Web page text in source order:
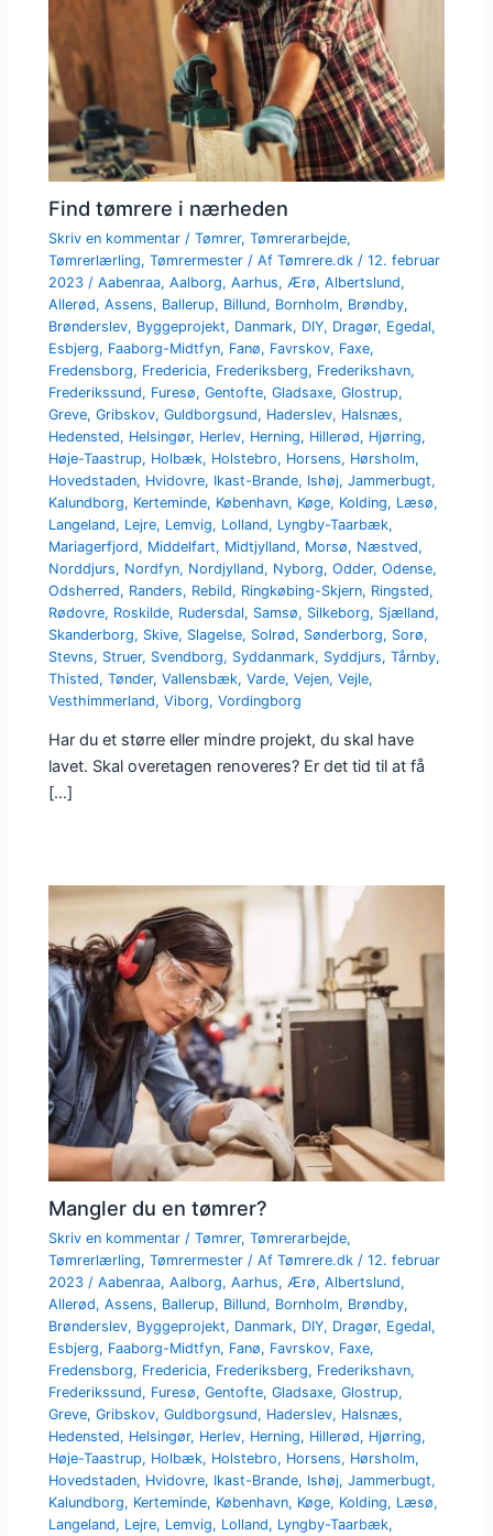
Find tømrere i nærheden
Skriv en kommentar /Tømrer,Tømrerarbejde,
Tømrerlærling,Tømrermester / AfTømrere.dk /12. februar
2023 /Aabenraa,Aalborg,Aarhus, Ærø,Albertslund,
Allerød,Assens, Ballerup, Billund, Bornholm, Brøndby,
Brønderslev, Byggeprojekt, Danmark, DIY, Dragør, Egedal,
Esbjerg, Faaborg-Midtfyn, Fanø, Favrskov, Faxe,
Fredensborg, Fredericia, Frederiksberg, Frederikshavn,
Frederikssund, Furesø,Gentofte,Gladsaxe,Glostrup,
Greve,Gribskov,Guldborgsund, Haderslev, Halsnæs,
Hedensted, Helsingør, Herlev, Herning, Hillerød, Hjørring,
Høje-Taastrup, Holbæk, Holstebro, Horsens, Hørsholm,
Hovedstaden, Hvidovre, Ikast-Brande, Ishøj,Jammerbugt,
Kalundborg, Kerteminde, København, Køge, Kolding, Læsø,
Langeland, Lejre, Lemvig, Lolland, Lyngby-Taarbæk,
Mariagerfjord, Middelfart, Midtjylland, Morsø, Næstved,
Norddjurs, Nordfyn, Nordjylland, Nyborg,Odder,Odense,
Odsherred, Randers, Rebild, Ringkøbing-Skjern, Ringsted,
Rødovre, Roskilde, Rudersdal, Samsø, Silkeborg, Sjælland,
Skanderborg, Skive, Slagelse, Solrød, Sønderborg, Sorø,
Stevns, Struer, Svendborg, Syddanmark, Syddjurs,Tårnby,
Thisted,Tønder,Vallensbæk,Varde,Vejen,Vejle,
Vesthimmerland,Viborg,Vordingborg
Har du et større eller mindre projekt, du skal have
lavet. Skal overetagen renoveres? Er det tid til at få
[…]
Mangler du en tømrer?
Skriv en kommentar /Tømrer,Tømrerarbejde,
Tømrerlærling,Tømrermester / AfTømrere.dk/12. februar
2023/Aabenraa,Aalborg,Aarhus,Ærø,Albertslund,
Allerød,Assens, Ballerup, Billund, Bornholm, Brøndby,
Brønderslev, Byggeprojekt, Danmark, DIY, Dragør, Egedal,
Esbjerg, Faaborg-Midtfyn, Fanø, Favrskov, Faxe,
Fredensborg, Fredericia, Frederiksberg, Frederikshavn,
Frederikssund, Furesø,Gentofte,Gladsaxe,Glostrup,
Greve,Gribskov,Guldborgsund, Haderslev, Halsnæs,
Hedensted, Helsingør, Herlev, Herning, Hillerød, Hjørring,
Høje-Taastrup, Holbæk, Holstebro, Horsens, Hørsholm,
Hovedstaden, Hvidovre, Ikast-Brande, Ishøj,Jammerbugt,
Kalundborg, Kerteminde, København, Køge, Kolding, Læsø,
Langeland, Lejre, Lemvig, Lolland, Lyngby-Taarbæk,